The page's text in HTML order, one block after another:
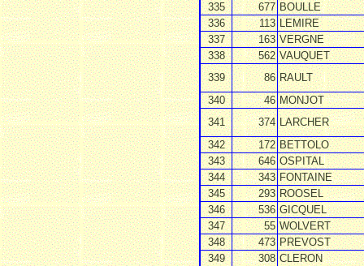
335
677 BOULLE
336
113 LEMIRE
337
163 VERGNE
338
562 VAUQUET
339
86 RAULT
340
46 MONJOT
341
374 LARCHER
342
172 BETTOLO
343
646 OSPITAL
344
343 FONTAINE
345
293 ROOSEL
346
536 GICQUEL
347
55 WOLVERT
348
473 PREVOST
349
308 CLERON